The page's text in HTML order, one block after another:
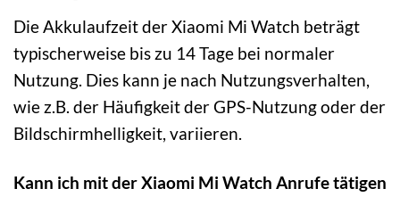
Die Akkulaufzeit der Xiaomi Mi Watch beträgt
typischerweise bis zu 14 Tage bei normaler
Nutzung. Dies kann je nach Nutzungsverhalten,
wie z.B. der Häufigkeit der GPS-Nutzung oder der
Bildschirmhelligkeit, variieren.
Kann ich mit der Xiaomi Mi Watch Anrufe tätigen